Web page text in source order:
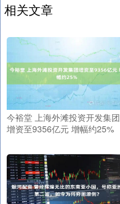
相关文章
今裕堂 上海外滩投资开发集团
增资至9356亿元 增幅约25%